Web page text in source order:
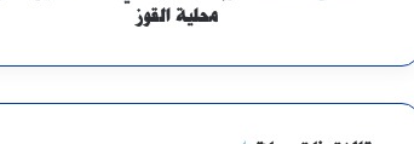
محلية القوز